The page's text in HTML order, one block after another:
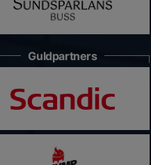
Guldpartners